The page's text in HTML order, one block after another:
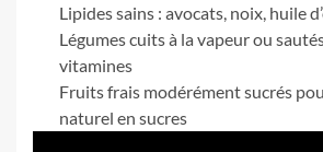
Lipides sains : avocats, noix, huile
Légumes cuits à la vapeur ou
vitamines
Fruits frais modérément sucrés
naturel en sucres